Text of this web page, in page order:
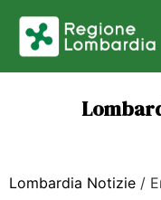
Lombardia Notizie /